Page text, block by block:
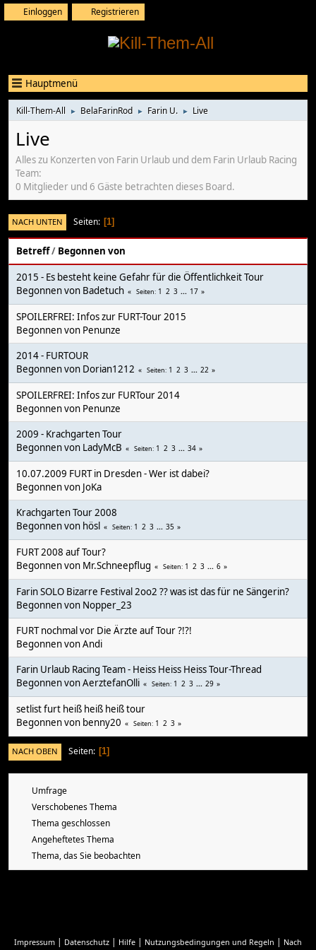
Einloggen Registrieren
Hauptmenü
Kill-Them-All ► BelaFarinRod ► Farin U. ► Live
Live
Alles zu Konzerten von Farin Urlaub und dem Farin Urlaub Racing
Team:
0 Mitglieder und 6 Gäste betrachten dieses Board.
NACH UNTEN Seiten 1
Betreff/ Begonnen von
2015 - Es besteht keine Gefahr für die Öffentlichkeit Tour
Begonnen von Badetuch Seiten 1 2 3 ... 17
SPOILERFREI: Infos zur FURT-Tour 2015
Begonnen von Penunze
2014 - FURTOUR
Begonnen von Dorian1212
Seiten 1 2 3 ... 22
SPOILERFREI: Infos zur FURTour 2014
Begonnen von Penunze
2009 - Krachgarten Tour
Begonnen von LadyMcB Seiten 1 2 3 ... 34
10.07.2009 FURT in Dresden - Wer ist dabei?
Begonnen von JoKa
Krachgarten Tour 2008
Begonnen von hösl Seiten 1 2 3 ... 35
FURT 2008 auf Tour?
Begonnen von Mr.Schneepflug
Seiten 1 2 3 ... 6
Farin SOLO Bizarre Festival 2oo2 ?? was ist das für ne Sängerin?
Begonnen von Nopper_23
FURT nochmal vor Die Ärzte auf Tour ?!?!
Begonnen vonAndi
Farin Urlaub Racing Team - Heiss Heiss Heiss Tour-Thread
Begonnen vonAerztefanOlli Seiten 1 2 3 ... 29
setlist furt heiß heiß heiß tour
Begonnen von benny20 Seiten 1 2 3
NACH OBEN Seiten 1
Umfrage
Verschobenes Thema
Thema geschlossen
Angeheftetes Thema
Thema, das Sie beobachten
Impressum | Datenschutz | Hilfe | Nutzungsbedingungen und Regeln | Nach